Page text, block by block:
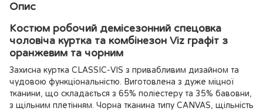
Опис
Костюм робочий демісезонний спецовка
чоловіча куртка та комбінезон Viz графіт з
оранжевим та чорним
Захисна куртка CLASSIC-VIS з привабливим дизайном та
чудовою функціональністю. Виготовлена з дуже міцної
тканини, що складається з 65% поліестеру та 35% бавовни,
з щільним плетінням. Чорна тканина типу CANVAS, щільність